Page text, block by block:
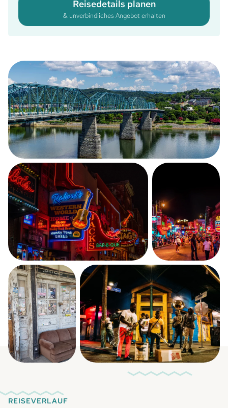
Reisedetails planen
& unverbindliches Angebot erhalten
REISEVERLAUF